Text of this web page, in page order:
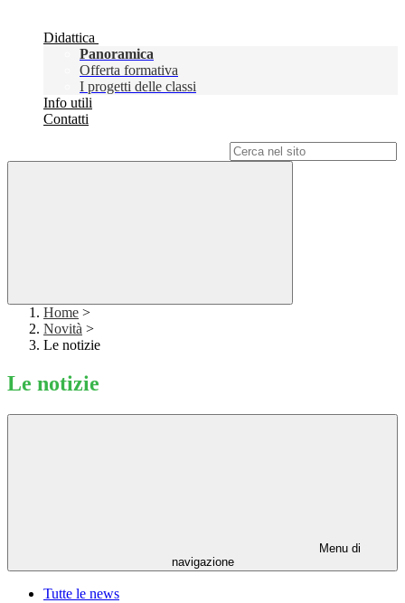
Didattica
Panoramica
Offerta formativa
I progetti delle classi
Info utili
Contatti
Home >
Novità >
Le notizie
Le notizie
Menu di
navigazione
Tutte le news